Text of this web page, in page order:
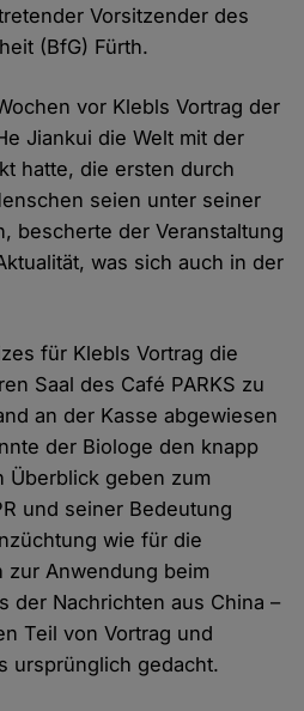
Vorsitzender des
(BfG) Fürth.
vor Klebls Vortrag der
Jiankui die Welt mit der
hatte, die ersten durch
seien unter seiner
bescherte der Veranstaltung
was sich auch in der
für Klebls Vortrag die
Saal des Café PARKS zu
an der Kasse abgewiesen
der Biologe den knapp
Überblick geben zum
und seiner Bedeutung
wie für die
zur Anwendung beim
der Nachrichten aus China –
Teil von Vortrag und
ursprünglich gedacht.